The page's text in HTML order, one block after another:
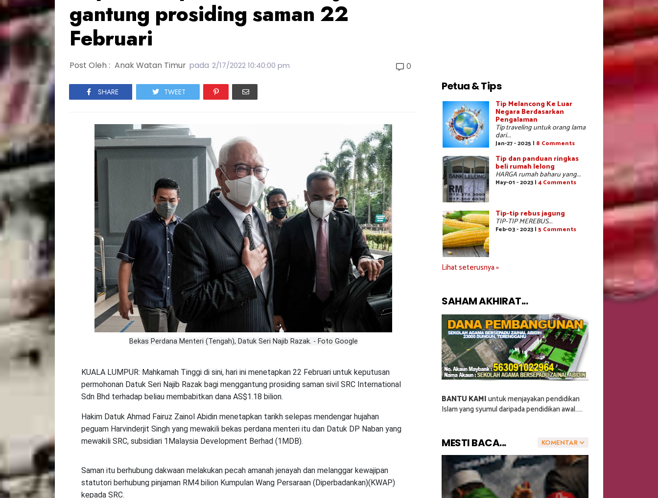
gantung prosiding saman 22
Februari
Post Oleh : Anak Watan Timur pada 2/17/2022 10:40:00 pm 0
SHARE TWEET
Bekas Perdana Menteri (Tengah), Datuk Seri Najib Razak. - Foto Google
KUALA LUMPUR: Mahkamah Tinggi di sini, hari ini menetapkan 22 Februari untuk keputusan
permohonan Datuk Seri Najib Razak bagi menggantung prosiding saman sivil SRC International
Sdn Bhd terhadap beliau membabitkan dana AS$1.18 bilion.
Hakim Datuk Ahmad Fairuz Zainol Abidin menetapkan tarikh selepas mendengar hujahan
peguam Harvinderjit Singh yang mewakili bekas perdana menteri itu dan Datuk DP Naban yang
mewakili SRC, subsidiari 1Malaysia Development Berhad (1MDB).
Saman itu berhubung dakwaan melakukan pecah amanah jenayah dan melanggar kewajipan
statutori berhubung pinjaman RM4 bilion Kumpulan Wang Persaraan (Diperbadankan)(KWAP)
kepada SRC.
Petua & Tips
Tip Melancong Ke Luar
Negara Berdasarkan
Pengalaman
Tip traveling untuk orang lama
dari...
Jan-27 - 2025 | 8 Comments
Tip dan panduan ringkas
beli rumah lelong
HARGA rumah baharu yang...
May-01 - 2023 | 4 Comments
Tip-tip rebus jagung
TIP-TIP MEREBUS...
Feb-03 - 2023 | 5 Comments
Lihat seterusnya »
SAHAM AKHIRAT...
BANTU KAMIuntuk menjayakan pendidikan
Islam yang syumul daripada pendidikan awal.....
KOMENTAR
MESTI BACA...